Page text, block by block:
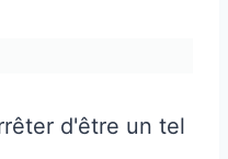
d'être un tel